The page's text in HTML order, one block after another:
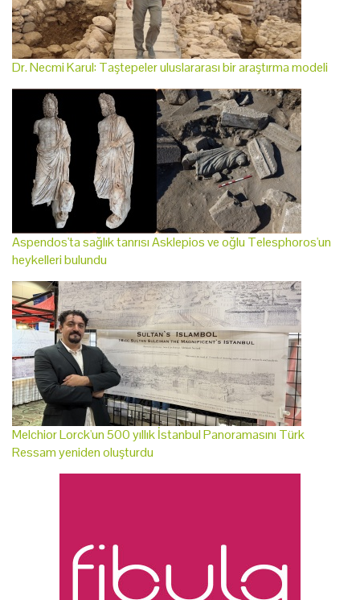
Dr. Necmi Karul: Taştepeler uluslararası bir araştırma modeli
Aspendos'ta sağlık tanrısı Asklepios ve oğlu Telesphoros'un
heykelleri bulundu
Melchior Lorck'un 500 yıllık İstanbul Panoramasını Türk
Ressam yeniden oluşturdu